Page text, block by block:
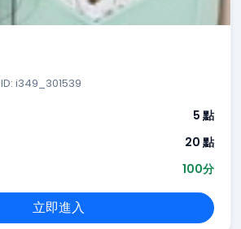
ID: i349_301539
5 點
20 點
100分
立即進入